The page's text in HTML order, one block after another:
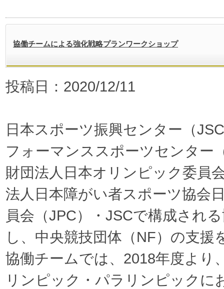
協働チームによる強化戦略プランワークショップ
投稿日：2020/12/11
日本スポーツ振興センター（
フォーマンススポーツセンター
財団法人日本オリンピック委員
法人日本障がい者スポーツ協会
員会（JPC）・JSCで構成され
し、中央競技団体（NF）の支援
協働チームでは、2018年度より
リンピック・パラリンピックに